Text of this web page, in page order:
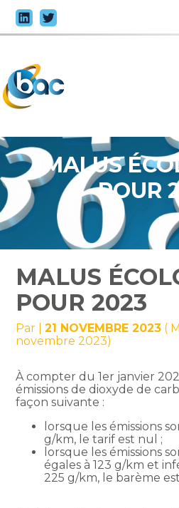
Aller
au
MALUS
POUR
MALUS
POUR 2023
Par |21 NOVEMBRE 2023 (
novembre 2023)
À compter du 1er janvier
émissions de dioxyde de
façon suivante :
lorsque les émissions
g/km, le tarif est nul ;
lorsque les émissions
égales à 123 g/km et
225 g/km, le barème